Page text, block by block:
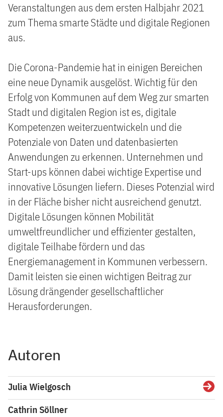
Veranstaltungen aus dem ersten Halbjahr 2021
zum Thema smarte Städte und digitale Regionen
aus.
Die Corona-Pandemie hat in einigen Bereichen
eine neue Dynamik ausgelöst. Wichtig für den
Erfolg von Kommunen auf dem Weg zur smarten
Stadt und digitalen Region ist es, digitale
Kompetenzen weiterzuentwickeln und die
Potenziale von Daten und datenbasierten
Anwendungen zu erkennen. Unternehmen und
Start-ups können dabei wichtige Expertise und
innovative Lösungen liefern. Dieses Potenzial wird
in der Fläche bisher nicht ausreichend genutzt.
Digitale Lösungen können Mobilität
umweltfreundlicher und effizienter gestalten,
digitale Teilhabe fördern und das
Energiemanagement in Kommunen verbessern.
Damit leisten sie einen wichtigen Beitrag zur
Lösung drängender gesellschaftlicher
Herausforderungen.
Autoren
Julia Wielgosch
Cathrin Söllner